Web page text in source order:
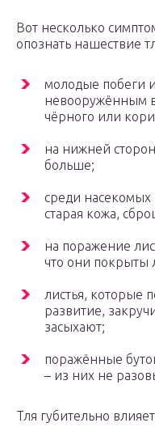
Вот несколько
опознать нашествие
молодые побеги
невооружённым
чёрного или
на нижней
больше;
среди насекомых
старая кожа,
на поражение
что они покрыты
листья, которые
развитие,
засыхают;
поражённые
– из них не
Тля губительно